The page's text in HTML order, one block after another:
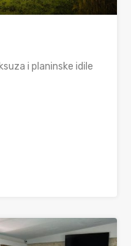
i planinske idile